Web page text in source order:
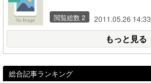
閲覧総数 2 2011.05.26 14:33
もっと見る
総合記事ランキング